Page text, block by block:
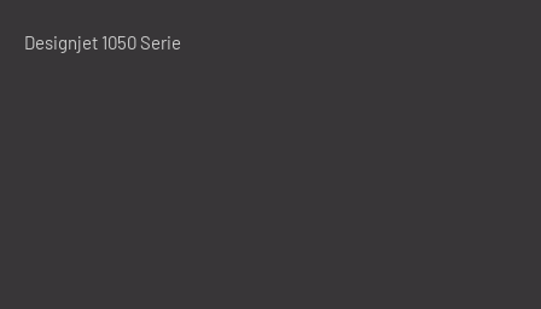
Designjet 1050 Serie